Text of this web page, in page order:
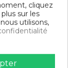
cliquez
sur les
utilisons,